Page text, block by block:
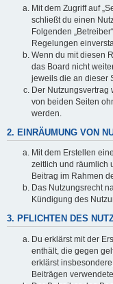
Mit dem Zugriff auf
schließt du einen
Folgenden
Regelungen
Wenn du mit diesen
das Board nicht
jeweils die an dieser
Der Nutzungsvertrag
von beiden Seiten
werden.
2. EINRÄUMUNG VON
Mit dem Erstellen
zeitlich und räumlich
Beitrag im Rahmen
Das Nutzungsrecht
Kündigung des
3. PFLICHTEN DES
Du erklärst mit der
enthält, die gegen
erklärst
Beiträgen